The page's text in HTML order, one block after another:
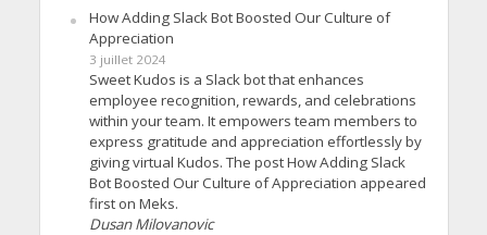
How Adding Slack Bot Boosted Our Culture of
Appreciation
3 juillet 2024
Sweet Kudos is a Slack bot that enhances
employee recognition, rewards, and celebrations
within your team. It empowers team members to
express gratitude and appreciation effortlessly by
giving virtual Kudos. The post How Adding Slack
Bot Boosted Our Culture of Appreciation appeared
first on Meks.
Dusan Milovanovic